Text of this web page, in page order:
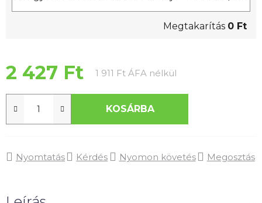
Megtakarítás 0 Ft
2 427 Ft 1 911 Ft ÁFA nélkül
KOSÁRBA
Nyomtatás Kérdés Nyomon követés Megosztás